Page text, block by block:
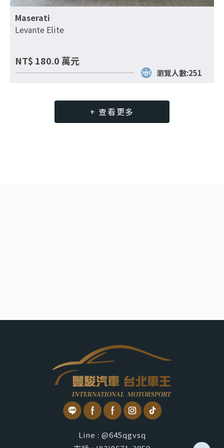
Maserati
Levante Elite
NT$ 180.0 萬元
瀏覽人數:251
+ 查看更多
Line : @645qgvsq